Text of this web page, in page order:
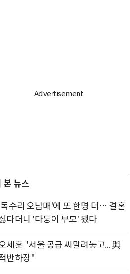
본 뉴스
'독수리 오남매'에 또 한명 더… 결혼
다더니 '다둥이 부모' 됐다
세훈 "서울 공급 씨말려놓고... 與
반하장"